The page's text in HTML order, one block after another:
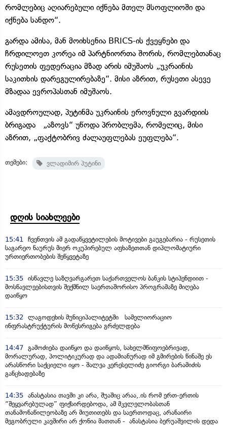
რომლებიც აღიარებული იქნება მთელ მსოფლიოში და
იქნება სანდო“.
გარდა ამისა, მან მოიხსენია BRICS-ის ქვეყნები და
ჩრდილოეთ კორეა იმ პარტნიორთა შორის, რომლებთანაც
რუსეთის ფედერაცია მზად არის იმუშაოს „უკრაინის
საკითხის დარეგულირებაზე“. მისი აზრით, რუსეთი ასევე
მზადაა ევროპასთან იმუშაოს.
ამავდროულად, პუტინმა უკრაინის ეროვნული გვარდიის
ბრიგადა „აზოვს“ უწოდა პრობლემა, რომელიც, მისი
აზრით, „ფაქტობრივ ძალაუფლებას ეუფლება“.
თემები: ვლადიმირ პუტინი
დღის სიახლეები
15:41
ჩვენთვის ამ გადაწყვეტილების მოტივები გაუგებარია - რუსეთის
საგარეო ნაურუს მიერ ოკუპირებულ აფხაზეთთან დიპლომატიური
ურთიერთობების შეწყვეტაზე
15:35 ისწავლე საზღვარგარეთ საქართველოს ბანკის სტიპენდიით -
მოსწავლეებისთვის შექმნილ საერთაშორისო პროგრამაზე მიღება
დაიწყო
15:32
ლაგოდეხის მუნიციპალიტეტში სამელიორაციო
ინფრასტრუქტურის მოწესრიგება გრძელდება
14:47 გამოძიება დაიწყო და დაიწყოს, სახელმწიფოებრივად,
მორალურად, პოლიტიკურად და ადამიანურად იმ გმირების წინაშე ეს
არასწორი საქციელი იყო - შალვა კერესელიძე გიორგი ბარამიძის
განცხადებაზე
14:35 ანასტასია თავში კი არა, შუაშიც არაა,.ის რომ ერთ-ერთის
“შეყვარებულად” ფიქსირდებოდა, ამ მკვლელობასთან
თანამონაწილეობაზე არ მიუთითებს და საერთოდაც, არანაირი
მეგობრული კავშირი არ ქონია მათთან - ანასტასია ბერუაშვილის დედა